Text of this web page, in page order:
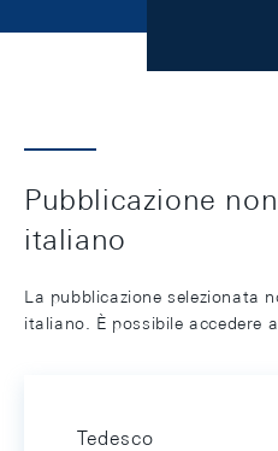
Pubblicazione
italiano
La pubblicazione selezionata
italiano. È possibile accedere
Tedesco